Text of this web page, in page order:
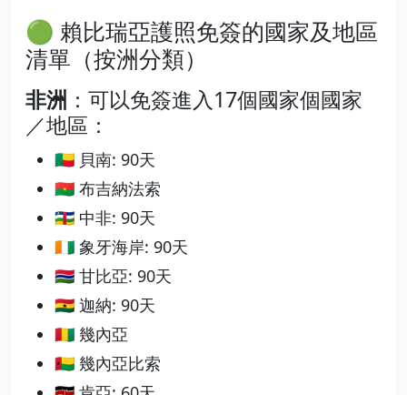
🟢 賴比瑞亞護照免簽的國家及地區
清單（按洲分類）
非洲 ：可以免簽進入17個國家個國家
／地區：
🇧🇯 貝南: 90天
🇧🇫 布吉納法索
🇨🇫 中非: 90天
🇨🇮 象牙海岸: 90天
🇬🇲 甘比亞: 90天
🇬🇭 迦納: 90天
🇬🇳 幾內亞
🇬🇼 幾內亞比索